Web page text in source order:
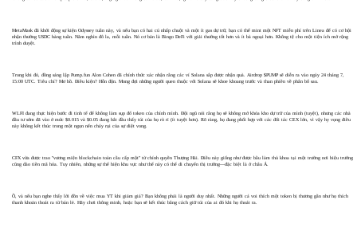
MetaMask đã khởi động sự kiện Odyssey tuần này, và nếu bạn có hai cú nhấp chuột và một ít gas dự trữ, bạn có thể mint một NFT miễn phí trên Linea để có cơ hội
nhận thưởng USDC hàng tuần. Năm nghìn đô la, mỗi tuần. Nó cơ bản là Bingo DeFi với giải thưởng tốt hơn và ít bà ngoại hơn. Không tệ cho một tiện ích mở rộng
trình duyệt.
Trong khi đó, đồng sáng lập Pump.fun Alon Cohen đã chính thức xác nhận rằng các ví Solana sắp được nhận quà. Airdrop $PUMP sẽ diễn ra vào ngày 24 tháng 7,
15:00 UTC. Tiêu chí? Mơ hồ. Điều kiện? Hỗn độn. Mong đợi những người quen thuộc với Solana sẽ khoe khoang trước và than phiền về phân bổ sau.
WLFI đang thực hiện bước đi tinh tế để không làm sụp đổ token của chính mình. Đội ngũ nói rằng họ sẽ không mở khóa kho dự trữ của mình (tuyệt), nhưng các nhà
đầu tư sớm đã vào ở mức $0.015 và $0.05 đang bắt đầu thấy túi của họ rò rỉ (ít tuyệt hơn). Rõ ràng, họ đang phối hợp với các đối tác CEX lớn, vì vậy hy vọng điều
này không kết thúc trong một ngọn nến cháy rụi của sự diệt vong.
CFX vừa được trao "vương miện blockchain toàn cầu cấp một" từ chính quyền Thượng Hải. Điều này giống như được bầu làm thủ khoa tại một trường nơi hiệu trưởng
cũng đào tiền mã hóa. Tuy nhiên, những sự thể hiện khu vực như thế này có thể di chuyển thị trường—đặc biệt là ở châu Á.
Ồ, và nếu bạn nghe thấy lời đồn về việc mua YT khi giảm giá? Bạn không phải là người duy nhất. Những người cá voi thích một token bị thương gần như họ thích
thanh khoản thoát ra từ bán lẻ. Hãy chơi thông minh, hoặc bạn sẽ kết thúc bằng cách giữ túi của ai đó khi họ thoát ra.